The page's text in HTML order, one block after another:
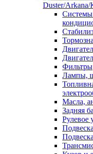
Duster/Arkana/
Системы
Фильтры
Лампы,
Масла,
Задняя
Рулевое